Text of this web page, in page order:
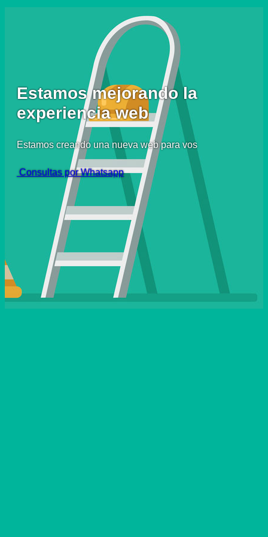
Estamos mejorando la
experiencia web
Estamos creando una nueva web para vos
Consultas por Whatsapp